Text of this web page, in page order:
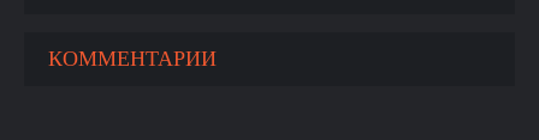
КОММЕНТАРИИ